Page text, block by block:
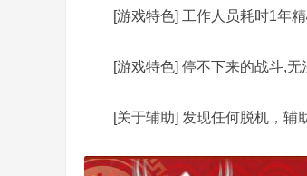
[游戏特色] 工作人员耗时1年精
[游戏特色] 停不下来的战斗,无
[关于辅助] 发现任何脱机，辅助